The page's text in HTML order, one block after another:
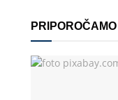
PRIPOROČAMO